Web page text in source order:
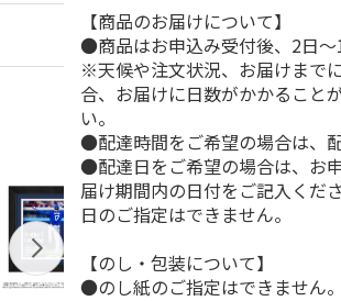
【商品のお届けについて】
●商品はお申込み受付後、2日～
※天候や注文状況、お届けまで
合、お届けに日数がかかること
い。
●配達時間をご希望の場合は、
●配達日をご希望の場合は、お
届け期間内の日付をご記入くだ
日のご指定はできません。
【のし・包装について】
●のし紙のご指定はできません。